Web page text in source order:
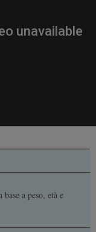
a peso, età e